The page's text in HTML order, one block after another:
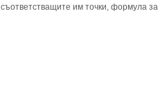
съответстващите им точки, формула